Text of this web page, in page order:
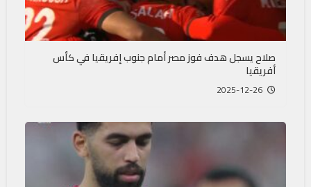
صلاح يسجل هدف فوز مصر أمام جنوب إفريقيا في كأس
أفريقيا